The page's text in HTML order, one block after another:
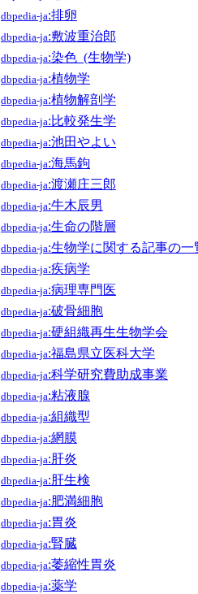
dbpedia-ja:排卵
dbpedia-ja:敷波重治郎
dbpedia-ja:染色_(生物学)
dbpedia-ja:植物学
dbpedia-ja:植物解剖学
dbpedia-ja:比較発生学
dbpedia-ja:池田やよい
dbpedia-ja:海馬鉤
dbpedia-ja:渡瀬庄三郎
dbpedia-ja:牛木辰男
dbpedia-ja:生命の階層
dbpedia-ja:生物学に関する記事の一
dbpedia-ja:疾病学
dbpedia-ja:病理専門医
dbpedia-ja:破骨細胞
dbpedia-ja:硬組織再生生物学会
dbpedia-ja:福島県立医科大学
dbpedia-ja:科学研究費助成事業
dbpedia-ja:粘液腺
dbpedia-ja:組織型
dbpedia-ja:網膜
dbpedia-ja:肝炎
dbpedia-ja:肝生検
dbpedia-ja:肥満細胞
dbpedia-ja:胃炎
dbpedia-ja:腎臓
dbpedia-ja:萎縮性胃炎
dbpedia-ja:薬学